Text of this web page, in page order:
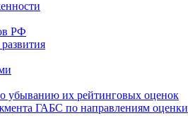
РФ
убыванию их рейтинговых оценок
ГАБС по направлениям оценки